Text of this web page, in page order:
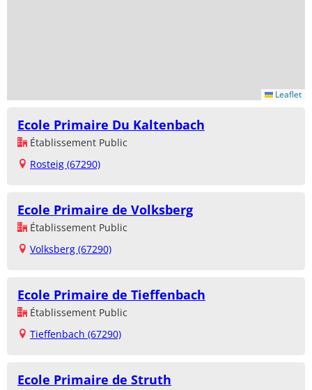
Leaflet
Ecole Primaire Du Kaltenbach
Établissement Public
Rosteig (67290)
Ecole Primaire de Volksberg
Établissement Public
Volksberg (67290)
Ecole Primaire de Tieffenbach
Établissement Public
Tieffenbach (67290)
Ecole Primaire de Struth